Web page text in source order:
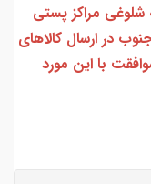
مراکز پستی
در ارسال کالاهای
با این مورد